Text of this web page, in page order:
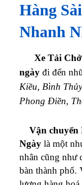
Hàng
Nhanh
Xe Tải
ngày đi đến
Kiều, Bình
Phong Điền,
Vận
Ngày là một
nhân cũng như
bàn thành phố.